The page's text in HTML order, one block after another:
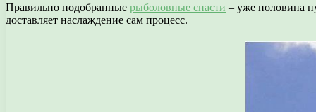
Правильно подобранные рыболовные снасти – уже половина
доставляет наслаждение сам процесс.